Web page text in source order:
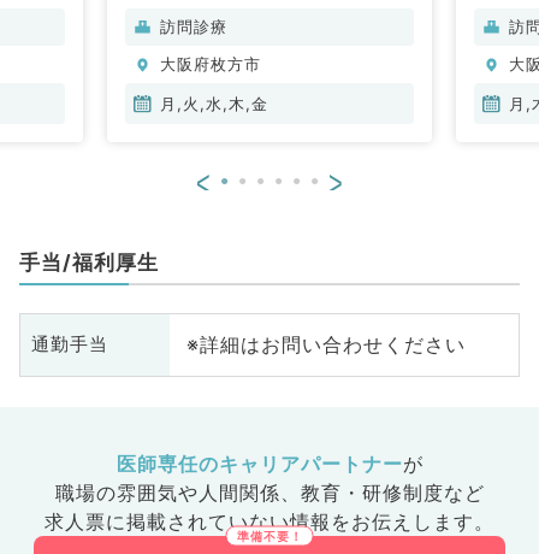
科、呼吸器内科、消化器内科、内
内科、血液内科、膠原病科
訪問診療
大阪府枚方市
月,火,水,木,金
訪
大
月,
< >
手当/福利厚生
通勤手当 ※詳細はお問い合わせください
医師専任のキャリアパートナーが
職場の雰囲気や人間関係、 教育・研修制度など
求人票に掲載されていない情報をお伝えします。